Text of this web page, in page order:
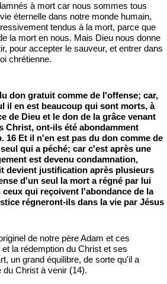
à mort car nous sommes tous
éternelle dans notre monde humain,
tendus à la mort, parce que
la mort en nous. Mais Dieu nous donne
pour accepter le sauveur, et entrer dans
chrétienne.
don gratuit comme de l'offense; car,
il en est beaucoup qui sont morts, à
de Dieu et le don de la grâce venant
Christ, ont-ils été abondamment
16 Et il n'en est pas du don comme de
qui a péché; car c'est après une
est devenu condamnation,
devient justification après plusieurs
d'un seul la mort a régné par lui
qui reçoivent l'abondance de la
régneront-ils dans la vie par Jésus
de notre père Adam et ces
la rédemption du Christ et ses
un grand équilibre, de sorte qu'il a
du Christ à venir (14).